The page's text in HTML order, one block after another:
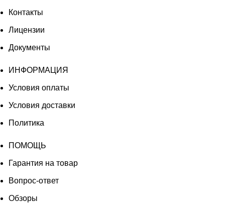
Контакты
Лицензии
Документы
ИНФОРМАЦИЯ
Условия оплаты
Условия доставки
Политика
ПОМОЩЬ
Гарантия на товар
Вопрос-ответ
Обзоры